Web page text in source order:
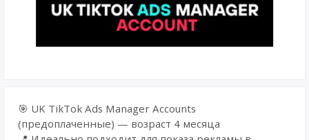
🎯 UK TikTok Ads Manager Accounts
(предоплаченные) — возраст 4 месяца